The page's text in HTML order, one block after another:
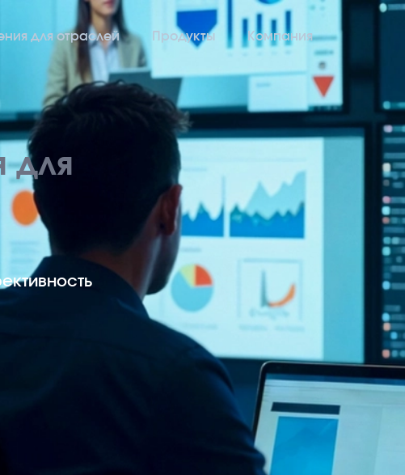
для отраслей Продукты Компания
Решения для отраслей
Горнодобывающая
Нефть и газ
Гражданские объекты
Аграрный комплекс
Отзывы
Контакты
+7
г.
для